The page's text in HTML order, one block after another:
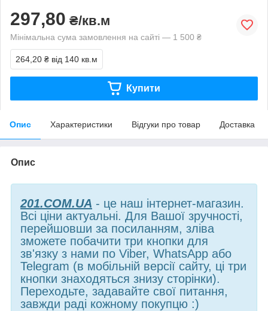
297,80 ₴/кв.м
Мінімальна сума замовлення на сайті — 1 500 ₴
264,20 ₴ від 140 кв.м
Купити
Опис Характеристики Відгуки про товар Доставка
Опис
201.COM.UA - це наш інтернет-магазин.
Всі ціни актуальні. Для Вашої зручності,
перейшовши за посиланням, зліва
зможете побачити три кнопки для
зв'язку з нами по Viber, WhatsApp або
Telegram (в мобільній версії сайту, ці три
кнопки знаходяться знизу сторінки).
Переходьте, задавайте свої питання,
завжди раді кожному покупцю :)